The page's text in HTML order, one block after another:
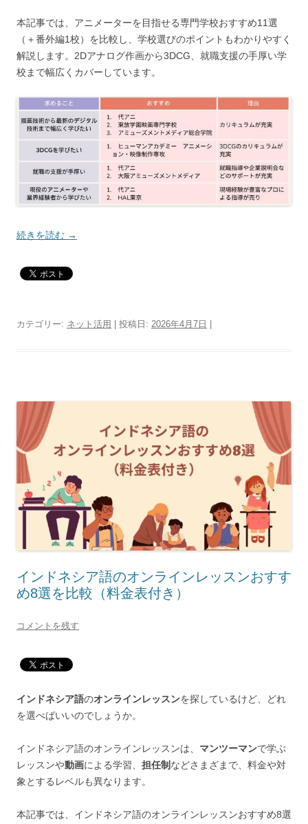
本記事では、アニメーターを目指せる専門学校おすすめ11選
（＋番外編1校）を比較し、学校選びのポイントもわかりやすく
解説します。2Dアナログ作画から3DCG、就職支援の手厚い学
校まで幅広くカバーしています。
続きを読む →
カテゴリー: ネット活用 | 投稿日: 2026年4月7日
インドネシア語のオンラインレッスンおすす
め8選を比較（料金表付き）
コメントを残す
インドネシア語のオンラインレッスンを探しているけど、どれ
を選べばいいのでしょうか。
インドネシア語のオンラインレッスンは、 マンツーマンで学ぶ
レッスンや動画による学習、 担任制 などさまざまで、料金や対
象とするレベルも異なります。
本記事では、インドネシア語のオンラインレッスンおすすめ8選